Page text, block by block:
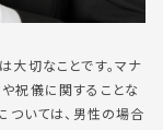
大切なことです。マナ
祝儀に関することな
ついては、男性の場合